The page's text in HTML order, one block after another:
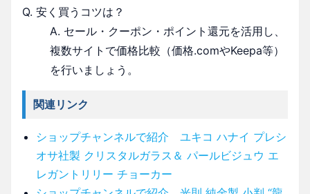
Q. 安く買うコツは？
A. セール・クーポン・ポイント還元を活用し、
複数サイトで価格比較（価格.comやKeepa等）
を行いましょう。
関連リンク
ショップチャンネルで紹介 ユキコ ハナイ プレシ
オサ社製 クリスタルガラス＆ パールビジュウ エ
レガントリリー チョーカー